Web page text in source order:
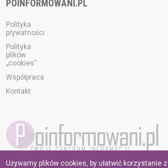
POINFORMOWANI.PL
Polityka
prywatności
Polityka
plików
„cookies”
Współpraca
Kontakt
© 2026 poinformowani.pl.
Używamy plików cookies, by ułatwić korzystanie z